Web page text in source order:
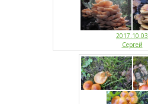
2017.10.03
Сергей